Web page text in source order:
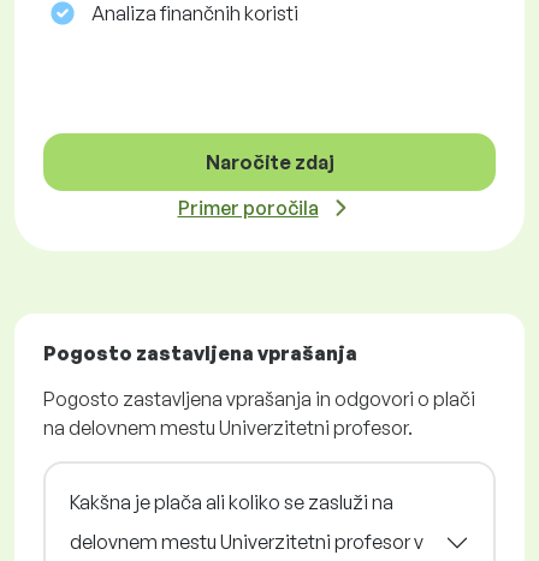
Analiza finančnih koristi
Naročite zdaj
Primer poročila
Pogosto zastavljena vprašanja
Pogosto zastavljena vprašanja in odgovori o plači
na delovnem mestu Univerzitetni profesor.
Kakšna je plača ali koliko se zasluži na
delovnem mestu Univerzitetni profesor v